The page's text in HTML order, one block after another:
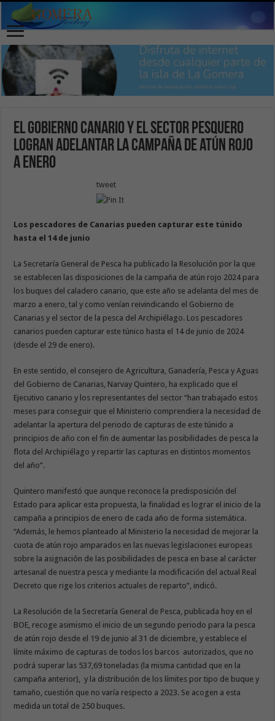
El Gobierno canario y el sector pesquero
logran adelantar la campaña de atún rojo
a enero
tweet
Los pescadores de Canarias pueden capturar este túnido
hasta el 14 de junio
La Secretaría General de Pesca ha publicado la Resolución por la que
se establecen las disposiciones de la campaña de atún rojo 2024 para
los buques del caladero canario, que este año se adelanta del mes de
marzo a enero, tal y como venían reivindicando el Gobierno de
Canarias y el sector de la pesca del Archipiélago. Los pescadores
canarios pueden capturar este túnico hasta el 14 de junio de 2024
(desde el 29 de enero).
En este sentido, el consejero de Agricultura, Ganadería, Pesca y Aguas
del Gobierno de Canarias, Narvay Quintero, ha explicado que el
Ejecutivo canario y los representantes del sector “han trabajado estos
meses para conseguir que el Ministerio comprendiera la necesidad de
adelantar la apertura del periodo de capturas de este túnido a
principios de año con el fin de aumentar las posibilidades de pesca la
flota del Archipiélago y repartir las capturas en distintos momentos
del año”.
Quintero manifestó que aunque reconoce la predisposición del
Estado para aplicar esta propuesta, la finalidad es lograr el inicio de la
campaña a principios de enero de cada año de forma sistemática.
“Además, le hemos planteado al Ministerio la necesidad de mejorar la
cuota de atún rojo amparados en las nuevas legislaciones europeas
sobre la asignación de las posibilidades de pesca en base al carácter
artesanal de nuestra pesca y mediante la modificación del actual Real
Decreto que rige los criterios actuales de reparto”, indicó.
La Resolución de la Secretaría General de Pesca, publicada hoy en el
BOE, recoge asimismo el inicio de un segundo periodo para la pesca
de atún rojo desde el 19 de junio al 31 de diciembre, y establece el
límite máximo de capturas de todos los barcos autorizados, que no
podrá superar las 537,69 toneladas (la misma cantidad que en la
campaña anterior), y la distribución de los límites por tipo de buque y
tamaño, cuestión que no varía respecto a 2023. Se acogen a esta
medida un total de 250 buques.